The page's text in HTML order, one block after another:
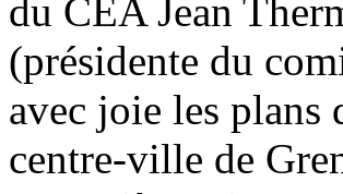
du CEA Jean
(présidente du
avec joie les plans
centre-ville de